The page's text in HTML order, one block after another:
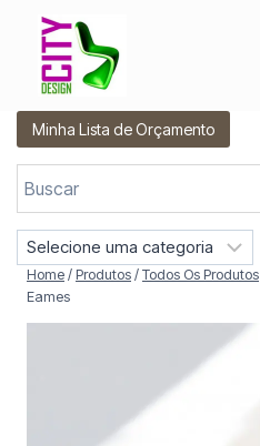
Conteúdo
Minha Lista de Orçamento
eHome / Produtos / Todos Os Produtos
Eames